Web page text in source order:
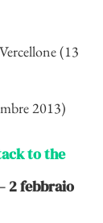
(13
2013)
to the
2 febbraio